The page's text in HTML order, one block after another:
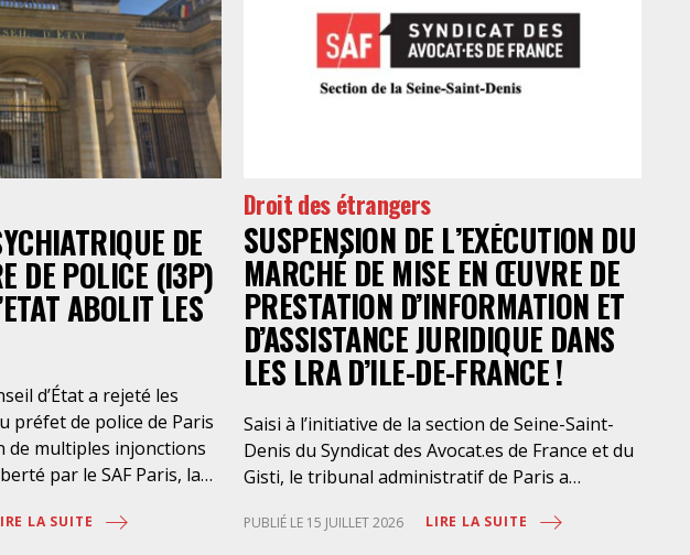
DE
DE POLICE (I3P)
ABOLIT LES
d’État a rejeté les
préfet de police de Paris
de multiples injonctions
par le SAF Paris, la
décision confirme
LA SUITE
Droit des étrangers
SUSPENSION DE L’EXÉCUTION DU
MARCHÉ DE MISE EN ŒUVRE DE
PRESTATION D’INFORMATION ET
D’ASSISTANCE JURIDIQUE DANS
LES LRA D’ILE-DE-FRANCE !
Saisi à l’initiative de la section de Seine-Saint-
Denis du Syndicat des Avocat.es de France et du
Gisti, le tribunal administratif de Paris a
marché public visant à la « mise en œuvre de
PUBLIÉ LE 15 JUILLET 2026 LIRE LA SUITE